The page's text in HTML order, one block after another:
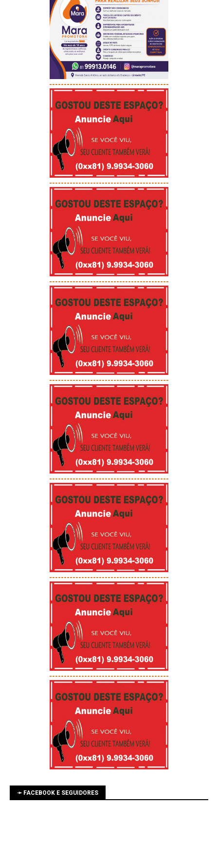
-----------------------------------------
-----------------------------------------
-----------------------------------------
-----------------------------------------
-----------------------------------------
-----------------------------------------
-----------------------------------------
➛ FACEBOOK E SEGUIDORES